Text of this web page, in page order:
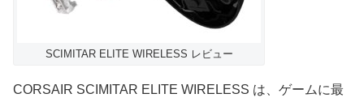
SCIMITAR ELITE WIRELESS レビュー
CORSAIR SCIMITAR ELITE WIRELESS は、ゲームに最